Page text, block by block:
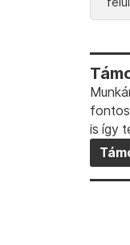
is így